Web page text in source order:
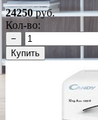
24250руб.
Кол-во:
−
Купить